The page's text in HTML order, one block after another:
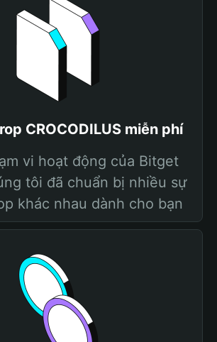
CROCODILUS miễn phí
vi hoạt động của Bitget
tôi đã chuẩn bị nhiều sự
khác nhau dành cho bạn